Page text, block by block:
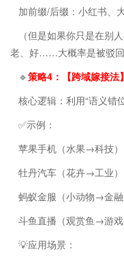
加前缀/后缀：小红书、
（但是如果你只是在别
老、好……大概率是被驳回
🔹策略4：【跨域嫁接法
核心逻辑：利用“语义错
✅示例：
苹果手机（水果→科技）
牡丹汽车（花卉→工业）
蚂蚁金服（小动物→金融
斗鱼直播（观赏鱼→游戏
💡应用场景：